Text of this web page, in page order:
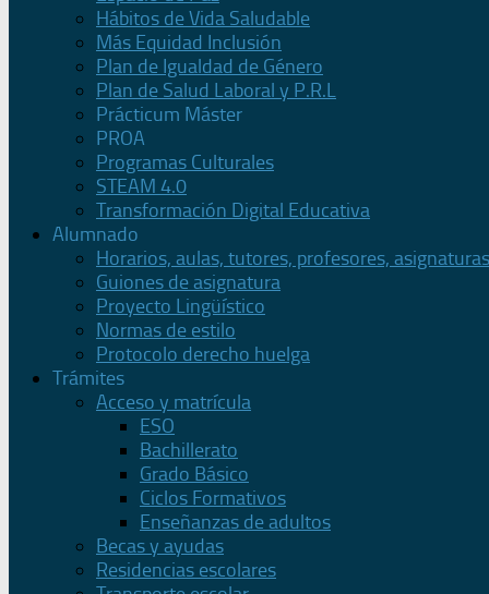
Hábitos de Vida Saludable
Más Equidad Inclusión
Plan de Igualdad de Género
Plan de Salud Laboral y P.R.L
Prácticum Máster
PROA
Programas Culturales
STEAM 4.0
Transformación Digital Educativa
Alumnado
Horarios, aulas, tutores, profesores, asignaturas
Guiones de asignatura
Proyecto Lingüístico
Normas de estilo
Protocolo derecho huelga
Trámites
Acceso y matrícula
ESO
Bachillerato
Grado Básico
Ciclos Formativos
Enseñanzas de adultos
Becas y ayudas
Residencias escolares